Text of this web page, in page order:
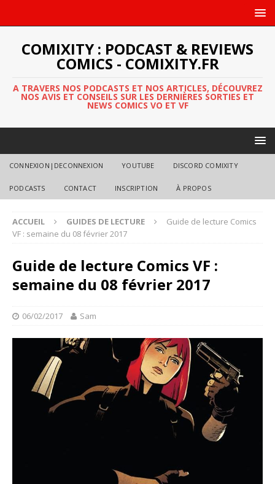
COMIXITY : PODCAST & REVIEWS
COMICS - COMIXITY.FR
A TRAVERS NOS PODCASTS ET NOS ARTICLES, DÉCOUVREZ
NOS AVIS ET CONSEILS SUR LES DERNIÈRES SORTIES ET
NEWS COMICS VO ET VF
CONNEXION|DECONNEXION YOUTUBE DISCORD COMIXITY
PODCASTS CONTACT INSCRIPTION À PROPOS
ACCUEIL GUIDES DE LECTURE
Guide de lecture Comics
VF : semaine du 08 février 2017
Guide de lecture Comics VF :
semaine du 08 février 2017
06/02/2017 Sam